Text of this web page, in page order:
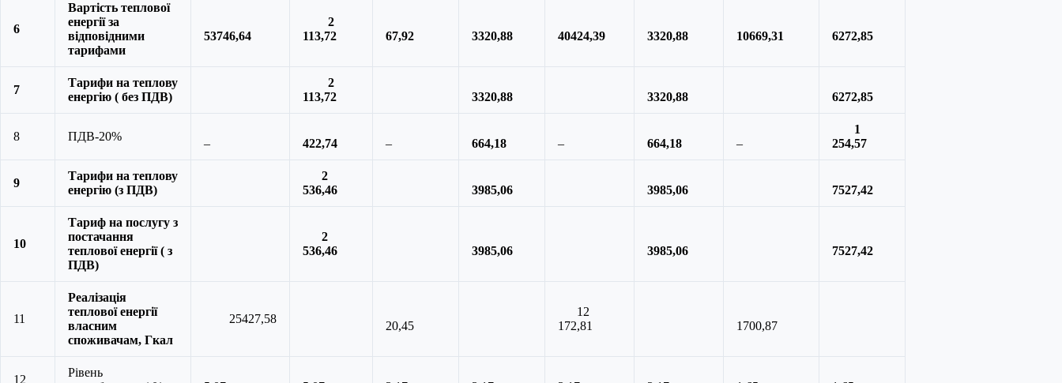
6
Вартість теплової
енергії за
відповідними
тарифами
53746,64
2
113,72
67,92 3320,88 40424,39 3320,88 10669,31 6272,85
7
Тарифи на теплову
енергію ( без ПДВ)
2
113,72
3320,88 3320,88 6272,85
8 ПДВ-20%
– 422,74 – 664,18 – 664,18 –
1
254,57
9
Тарифи на теплову
енергію (з ПДВ)
2
536,46
3985,06 3985,06 7527,42
10
Тариф на послугу з
постачання
теплової енергії ( з
ПДВ)
2
536,46
3985,06 3985,06 7527,42
11
Реалізація
теплової енергії
власним
споживачам, Гкал
25427,58
20,45
12
172,81
1700,87
12
Рівень